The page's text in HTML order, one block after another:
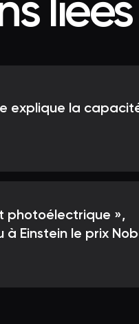
liées
explique la
photoélectrique »,
à Einstein le prix